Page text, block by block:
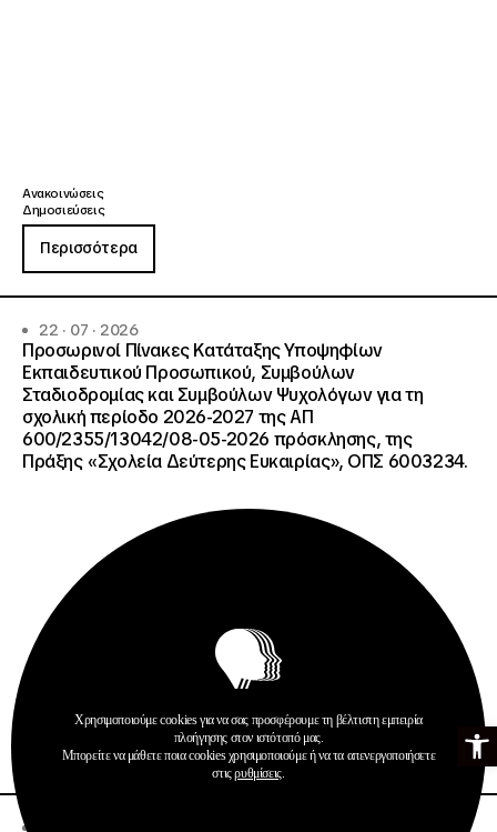
Ανοίξτε
Ανακοινώσεις
Δημοσιεύσεις
Περισσότερα
22 · 07 · 2026
Προσωρινοί Πίνακες Κατάταξης Υποψηφίων
Εκπαιδευτικού Προσωπικού, Συμβούλων
Σταδιοδρομίας και Συμβούλων Ψυχολόγων για τη
σχολική περίοδο 2026-2027 της ΑΠ
600/2355/13042/08-05-2026 πρόσκλησης, της
Πράξης «Σχολεία Δεύτερης Ευκαιρίας», ΟΠΣ 6003234.
Περισσότερα
Χρησιμοποιούμε cookies για να σας προσφέρουμε τη βέλτιστη εμπειρία
πλοήγησης στον ιστότοπό μας.
Μπορείτε να μάθετε ποια cookies χρησιμοποιούμε ή να τα απενεργοποιήσετε
στιςρυθμίσεις.